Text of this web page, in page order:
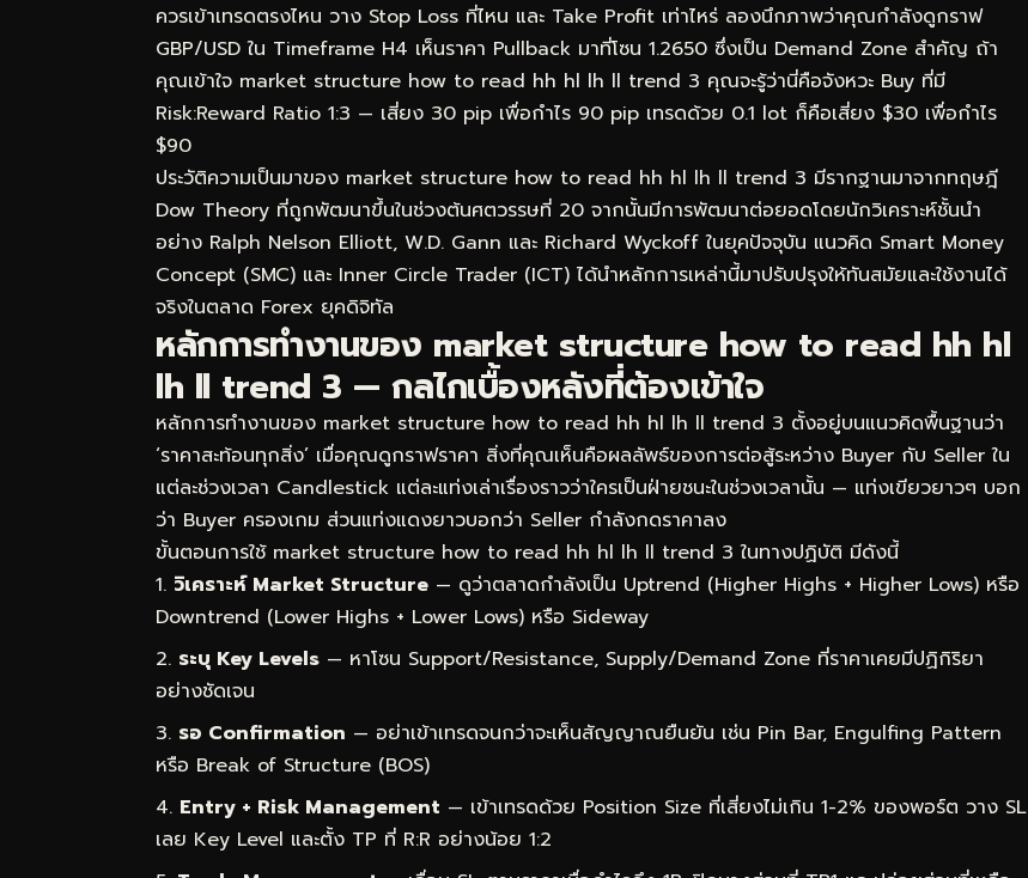
ควรเข้าเทรดตรงไหน วาง Stop Loss ที่ไหน และ Take Profit เท่าไหร่ ลองนึกภาพว่าคุณกำลังดูกราฟ
GBP/USD ใน Timeframe H4 เห็นราคา Pullback มาที่โซน 1.2650 ซึ่งเป็น Demand Zone สำคัญ ถ้า
คุณเข้าใจ market structure how to read hh hl lh ll trend 3 คุณจะรู้ว่านี่คือจังหวะ Buy ที่มี
Risk:Reward Ratio 1:3 — เสี่ยง 30 pip เพื่อกำไร 90 pip เทรดด้วย 0.1 lot ก็คือเสี่ยง $30 เพื่อกำไร
$90
ประวัติความเป็นมาของ market structure how to read hh hl lh ll trend 3 มีรากฐานมาจากทฤษฎี
Dow Theory ที่ถูกพัฒนาขึ้นในช่วงต้นศตวรรษที่ 20 จากนั้นมีการพัฒนาต่อยอดโดยนักวิเคราะห์ชั้นนำ
อย่าง Ralph Nelson Elliott, W.D. Gann และ Richard Wyckoff ในยุคปัจจุบัน แนวคิด Smart Money
Concept (SMC) และ Inner Circle Trader (ICT) ได้นำหลักการเหล่านี้มาปรับปรุงให้ทันสมัยและใช้งานได้
จริงในตลาด Forex ยุคดิจิทัล
หลักการทำงานของ market structure how to read hh hl
lh ll trend 3 — กลไกเบื้องหลังที่ต้องเข้าใจ
หลักการทำงานของ market structure how to read hh hl lh ll trend 3 ตั้งอยู่บนแนวคิดพื้นฐานว่า
‘ราคาสะท้อนทุกสิ่ง’ เมื่อคุณดูกราฟราคา สิ่งที่คุณเห็นคือผลลัพธ์ของการต่อสู้ระหว่าง Buyer กับ Seller ใน
แต่ละช่วงเวลา Candlestick แต่ละแท่งเล่าเรื่องราวว่าใครเป็นฝ่ายชนะในช่วงเวลานั้น — แท่งเขียวยาวๆ บอก
ว่า Buyer ครองเกม ส่วนแท่งแดงยาวบอกว่า Seller กำลังกดราคาลง
ขั้นตอนการใช้ market structure how to read hh hl lh ll trend 3 ในทางปฏิบัติ มีดังนี้
วิเคราะห์ Market Structure — ดูว่าตลาดกำลังเป็น Uptrend (Higher Highs + Higher Lows) หรือ
Downtrend (Lower Highs + Lower Lows) หรือ Sideway
ระบุ Key Levels — หาโซน Support/Resistance, Supply/Demand Zone ที่ราคาเคยมีปฏิกิริยา
อย่างชัดเจน
รอ Confirmation — อย่าเข้าเทรดจนกว่าจะเห็นสัญญาณยืนยัน เช่น Pin Bar, Engulfing Pattern
หรือ Break of Structure (BOS)
Entry + Risk Management — เข้าเทรดด้วย Position Size ที่เสี่ยงไม่เกิน 1-2% ของพอร์ต วาง SL
เลย Key Level และตั้ง TP ที่ R:R อย่างน้อย 1:2